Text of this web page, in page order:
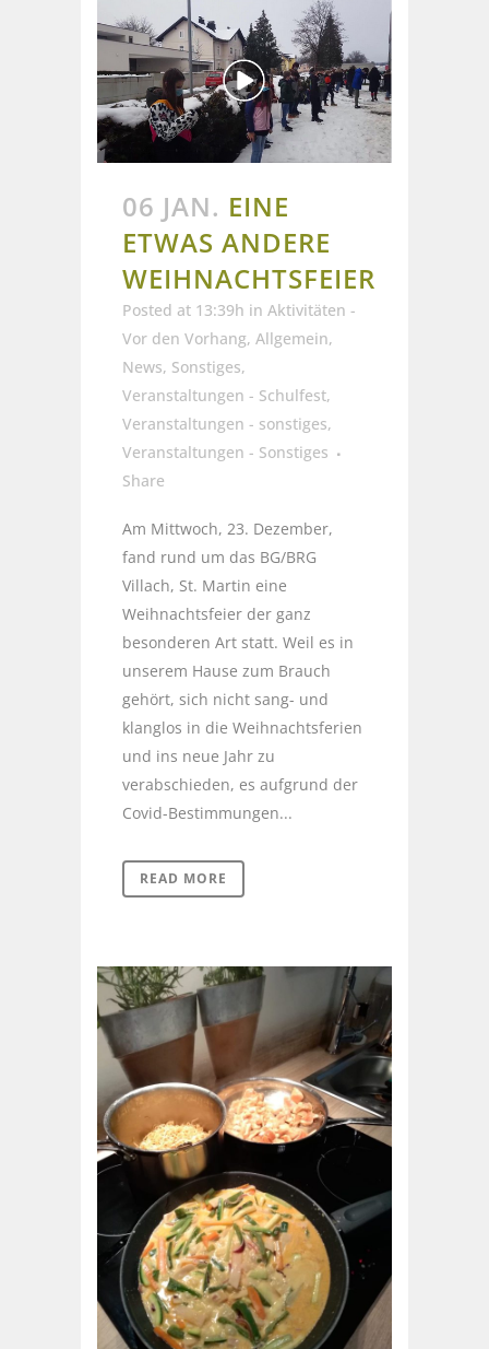
06 JAN. EINE
ETWAS ANDERE
WEIHNACHTSFEIER
Posted at 13:39h in Aktivitäten -
Vor den Vorhang, Allgemein,
News, Sonstiges,
Veranstaltungen - Schulfest,
Veranstaltungen - sonstiges,
Veranstaltungen - Sonstiges
Share
Am Mittwoch, 23. Dezember,
fand rund um das BG/BRG
Villach, St. Martin eine
Weihnachtsfeier der ganz
besonderen Art statt. Weil es in
unserem Hause zum Brauch
gehört, sich nicht sang- und
klanglos in die Weihnachtsferien
und ins neue Jahr zu
verabschieden, es aufgrund der
Covid-Bestimmungen...
READ MORE